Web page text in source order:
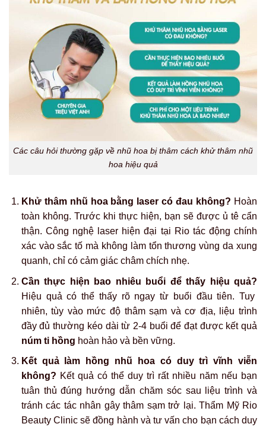
Các câu hỏi thường gặp về nhũ hoa bị thâm cách khử thâm nhũ
hoa hiệu quả
Khử thâm nhũ hoa bằng laser có đau không? Hoàn
toàn không. Trước khi thực hiện, bạn sẽ được ủ tê cẩn
thận. Công nghệ laser hiện đại tại Rio tác động chính
xác vào sắc tố mà không làm tổn thương vùng da xung
quanh, chỉ có cảm giác châm chích nhẹ.
Cần thực hiện bao nhiêu buổi để thấy hiệu quả?
Hiệu quả có thể thấy rõ ngay từ buổi đầu tiên. Tuy
nhiên, tùy vào mức độ thâm sạm và cơ địa, liệu trình
đầy đủ thường kéo dài từ 2-4 buổi để đạt được kết quả
núm ti hồng hoàn hảo và bền vững.
Kết quả làm hồng nhũ hoa có duy trì vĩnh viễn
không? Kết quả có thể duy trì rất nhiều năm nếu bạn
tuân thủ đúng hướng dẫn chăm sóc sau liệu trình và
tránh các tác nhân gây thâm sạm trở lại. Thẩm Mỹ Rio
Beauty Clinic sẽ đồng hành và tư vấn cho bạn cách duy